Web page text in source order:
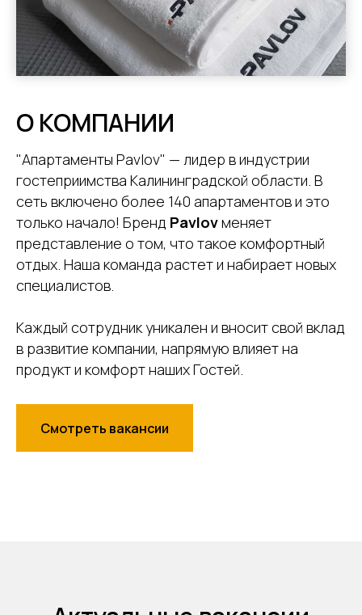
О КОМПАНИИ
"Апартаменты Pavlov" — лидер в индустрии
гостеприимства Калининградской области. В
сеть включено более 140 апартаментов и это
только начало! Бренд Pavlovменяет
представление о том, что такое комфортный
отдых. Наша команда растет и набирает новых
специалистов.
Каждый сотрудник уникален и вносит свой вклад
в развитие компании, напрямую влияет на
продукт и комфорт наших Гостей.
Смотреть вакансии